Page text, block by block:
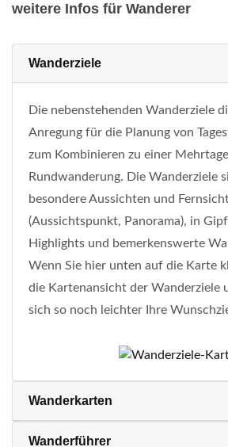
weitere Infos für Wanderer
Wanderziele
Die nebenstehenden Wanderziele
Anregung für die Planung von
zum Kombinieren zu einer
Rundwanderung. Die Wanderziele
besondere Aussichten und
(Aussichtspunkt, Panorama), in
Highlights und bemerkenswerte
Wenn Sie hier unten auf die Karte
die Kartenansicht der Wanderziele
sich so noch leichter Ihre
Wanderkarten
Wanderführer